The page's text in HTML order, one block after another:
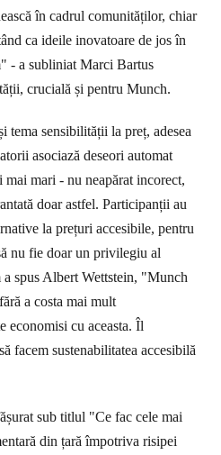
în cadrul comunităților, chiar
ca ideile inovatoare de jos în
- a subliniat Marci Bartus
crucială și pentru Munch.
tema sensibilității la preț, adesea
asociază deseori automat
mari - nu neapărat incorect,
doar astfel. Participanții au
la prețuri accesibile, pentru
nu fie doar un privilegiu al
spus Albert Wettstein, "Munch
a costa mai mult
economisi cu aceasta. Îl
facem sustenabilitatea accesibilă
sub titlul "Ce fac cele mai
din țară împotriva risipei